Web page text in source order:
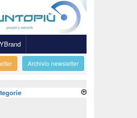
Archivio newsletter